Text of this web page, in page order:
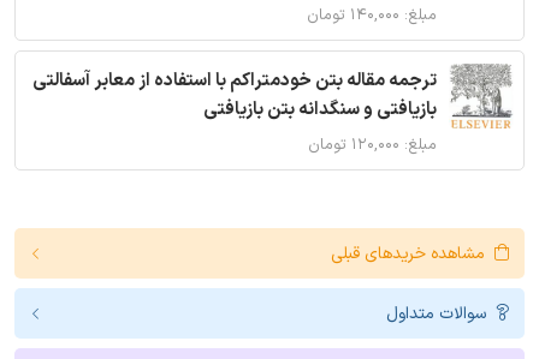
مبلغ: ۱۴۰,۰۰۰ تومان
ترجمه مقاله بتن خودمتراکم با استفاده از معابر آسفالتی
بازیافتی و سنگدانه بتن بازیافتی
مبلغ: ۱۲۰,۰۰۰ تومان
مشاهده خریدهای قبلی
سوالات متداول